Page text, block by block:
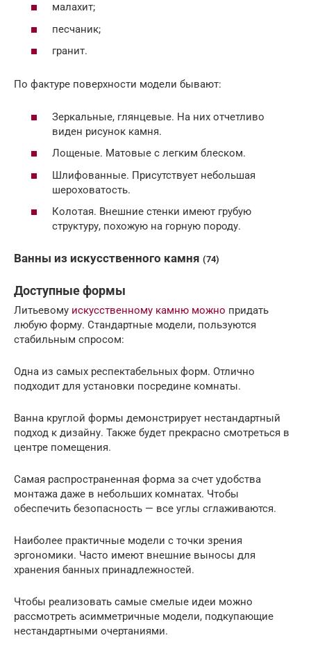
малахит;
песчаник;
гранит.
По фактуре поверхности модели бывают:
Зеркальные, глянцевые. На них отчетливо
виден рисунок камня.
Лощеные. Матовые с легким блеском.
Шлифованные. Присутствует небольшая
шероховатость.
Колотая. Внешние стенки имеют грубую
структуру, похожую на горную породу.
Ванны из искусственного камня (74)
Доступные формы
Литьевому искусственному камню можно придать
любую форму. Стандартные модели, пользуются
стабильным спросом:
Одна из самых респектабельных форм. Отлично
подходит для установки посредине комнаты.
Ванна круглой формы демонстрирует нестандартный
подход к дизайну. Также будет прекрасно смотреться в
центре помещения.
Самая распространенная форма за счет удобства
монтажа даже в небольших комнатах. Чтобы
обеспечить безопасность — все углы сглаживаются.
Наиболее практичные модели с точки зрения
эргономики. Часто имеют внешние выносы для
хранения банных принадлежностей.
Чтобы реализовать самые смелые идеи можно
рассмотреть асимметричные модели, подкупающие
нестандартными очертаниями.